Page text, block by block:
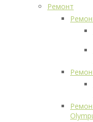
Ремонт